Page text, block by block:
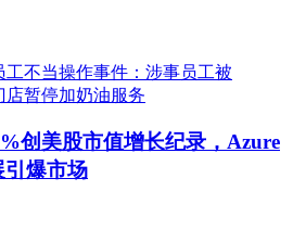
创美股市值增长纪录，Azure
爆市场